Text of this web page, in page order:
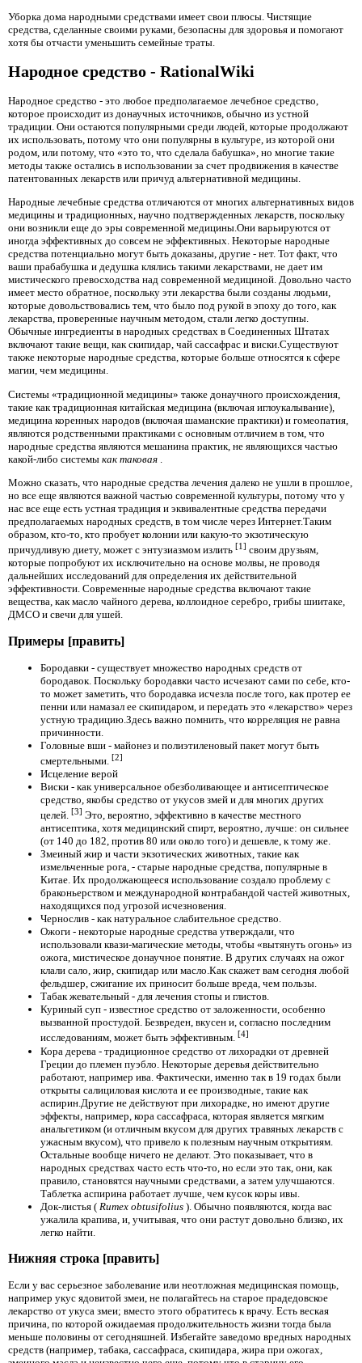
Уборка дома народными средствами имеет свои плюсы. Чистящие
средства, сделанные своими руками, безопасны для здоровья и помогают
хотя бы отчасти уменьшить семейные траты.
Народное средство - RationalWiki
Народное средство - это любое предполагаемое лечебное средство,
которое происходит из донаучных источников, обычно из устной
традиции. Они остаются популярными среди людей, которые продолжают
их использовать, потому что они популярны в культуре, из которой они
родом, или потому, что «это то, что сделала бабушка», но многие такие
методы также остались в использовании за счет продвижения в качестве
патентованных лекарств или причуд альтернативной медицины.
Народные лечебные средства отличаются от многих альтернативных видов
медицины и традиционных, научно подтвержденных лекарств, поскольку
они возникли еще до эры современной медицины.Они варьируются от
иногда эффективных до совсем не эффективных. Некоторые народные
средства потенциально могут быть доказаны, другие - нет. Тот факт, что
ваши прабабушка и дедушка клялись такими лекарствами, не дает им
мистического превосходства над современной медициной. Довольно часто
имеет место обратное, поскольку эти лекарства были созданы людьми,
которые довольствовались тем, что было под рукой в ​​эпоху до того, как
лекарства, проверенные научным методом, стали легко доступны.
Обычные ингредиенты в народных средствах в Соединенных Штатах
включают такие вещи, как скипидар, чай сассафрас и виски.Существуют
также некоторые народные средства, которые больше относятся к сфере
магии, чем медицины.
Системы «традиционной медицины» также донаучного происхождения,
такие как традиционная китайская медицина (включая иглоукалывание),
медицина коренных народов (включая шаманские практики) и гомеопатия,
являются родственными практиками с основным отличием в том, что
народные средства являются мешанина практик, не являющихся частью
какой-либо системы как таковая
Можно сказать, что народные средства лечения далеко не ушли в прошлое,
но все еще являются важной частью современной культуры, потому что у
нас все еще есть устная традиция и эквивалентные средства передачи
предполагаемых народных средств, в том числе через Интернет.Таким
образом, кто-то, кто пробует колонии или какую-то экзотическую
причудливую диету, может с энтузиазмом излить [1] своим друзьям,
которые попробуют их исключительно на основе молвы, не проводя
дальнейших исследований для определения их действительной
эффективности. Современные народные средства включают такие
вещества, как масло чайного дерева, коллоидное серебро, грибы шиитаке,
ДМСО и свечи для ушей.
Примеры [править]
Бородавки - существует множество народных средств от
бородавок. Поскольку бородавки часто исчезают сами по себе, кто-
то может заметить, что бородавка исчезла после того, как протер ее
пенни или намазал ее скипидаром, и передать это «лекарство» через
устную традицию.Здесь важно помнить, что корреляция не равна
причинности.
Головные вши - майонез и полиэтиленовый пакет могут быть
смертельными. [2]
Исцеление верой
Виски - как универсальное обезболивающее и антисептическое
средство, якобы средство от укусов змей и для многих других
целей. [3] Это, вероятно, эффективно в качестве местного
антисептика, хотя медицинский спирт, вероятно, лучше: он сильнее
(от 140 до 182, против 80 или около того) и дешевле, к тому же.
Змеиный жир и части экзотических животных, такие как
измельченные рога, - старые народные средства, популярные в
Китае. Их продолжающееся использование создало проблему с
браконьерством и международной контрабандой частей животных,
находящихся под угрозой исчезновения.
Чернослив - как натуральное слабительное средство.
Ожоги - некоторые народные средства утверждали, что
использовали квази-магические методы, чтобы «вытянуть огонь» из
ожога, мистическое донаучное понятие. В других случаях на ожог
клали сало, жир, скипидар или масло.Как скажет вам сегодня любой
фельдшер, сжигание их приносит больше вреда, чем пользы.
Табак жевательный - для лечения стопы и глистов.
Куриный суп - известное средство от заложенности, особенно
вызванной простудой. Безвреден, вкусен и, согласно последним
исследованиям, может быть эффективным. [4]
Кора дерева - традиционное средство от лихорадки от древней
Греции до племен пуэбло. Некоторые деревья действительно
работают, например ива. Фактически, именно так в 19 годах были
открыты салициловая кислота и ее производные, такие как
аспирин.Другие не действуют при лихорадке, но имеют другие
эффекты, например, кора сассафраса, которая является мягким
анальгетиком (и отличным вкусом для других травяных лекарств с
ужасным вкусом), что привело к полезным научным открытиям.
Остальные вообще ничего не делают. Это показывает, что в
народных средствах часто есть что-то, но если это так, они, как
правило, становятся научными средствами, а затем улучшаются.
Таблетка аспирина работает лучше, чем кусок коры ивы.
Док-листья ( Rumex obtusifolius ). Обычно появляются, когда вас
ужалила крапива, и, учитывая, что они растут довольно близко, их
легко найти.
Нижняя строка [править]
Если у вас серьезное заболевание или неотложная медицинская помощь,
например укус ядовитой змеи, не полагайтесь на старое прадедовское
лекарство от укуса змеи; вместо этого обратитесь к врачу. Есть веская
причина, по которой ожидаемая продолжительность жизни тогда была
меньше половины от сегодняшней. Избегайте заведомо вредных народных
средств (например, табака, сассафраса, скипидара, жира при ожогах,